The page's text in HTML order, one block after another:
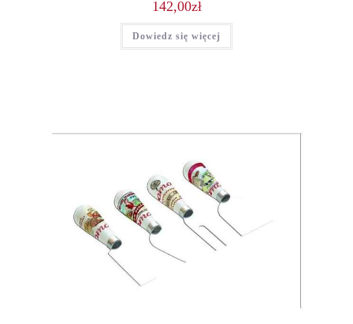
142,00zł
Dowiedz się więcej